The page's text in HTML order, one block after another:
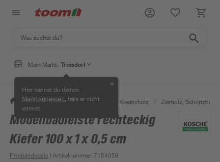
Mein Markt: Troisdorf
Hier kannst du deinen
Markt anpassen , falls er nicht
stimmt.
✕
/ Bauen & Renovieren / Holz Kreativholz / Zierholz, Schnitzholz
Modellbauleiste rechteckig
Kiefer 100 x 1 x 0,5 cm
Produktdetails | Artikelnummer: 7154059